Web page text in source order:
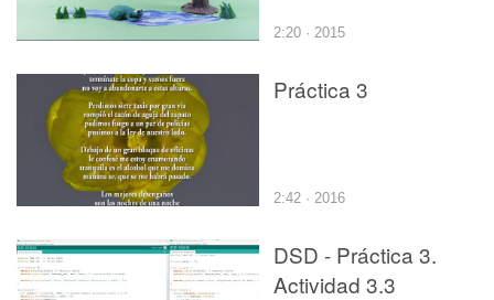
2:20 · 2015
Práctica 3
2:42 · 2016
DSD - Práctica 3.
Actividad 3.3